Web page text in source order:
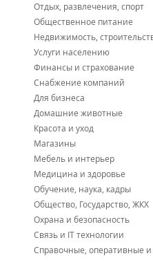
Отдых, развлечения, спорт
Общественное питание
Недвижимость,
Услуги населению
Финансы и страхование
Снабжение компаний
Для бизнеса
Домашние животные
Красота и уход
Магазины
Мебель и интерьер
Медицина и здоровье
Обучение, наука, кадры
Общество, Государство, ЖКХ
Охрана и безопасность
Связь и IT технологии
Справочные, оперативные